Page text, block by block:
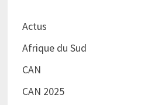
Actus
Afrique du Sud
CAN
CAN 2025